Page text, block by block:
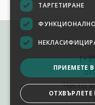
Често
ТАРГЕТИРАНЕ
ПРИЕМЕТЕ
ОТХВЪРЛЕТЕ